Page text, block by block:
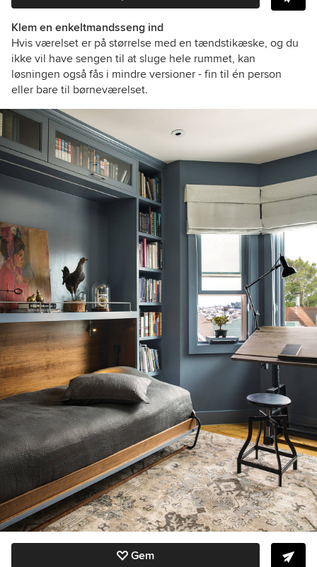
Klem en enkeltmandsseng ind
Hvis værelset er på størrelse med en tændstikæske, og du
ikke vil have sengen til at sluge hele rummet, kan
løsningen også fås i mindre versioner - fin til én person
eller bare til børneværelset.
Gem